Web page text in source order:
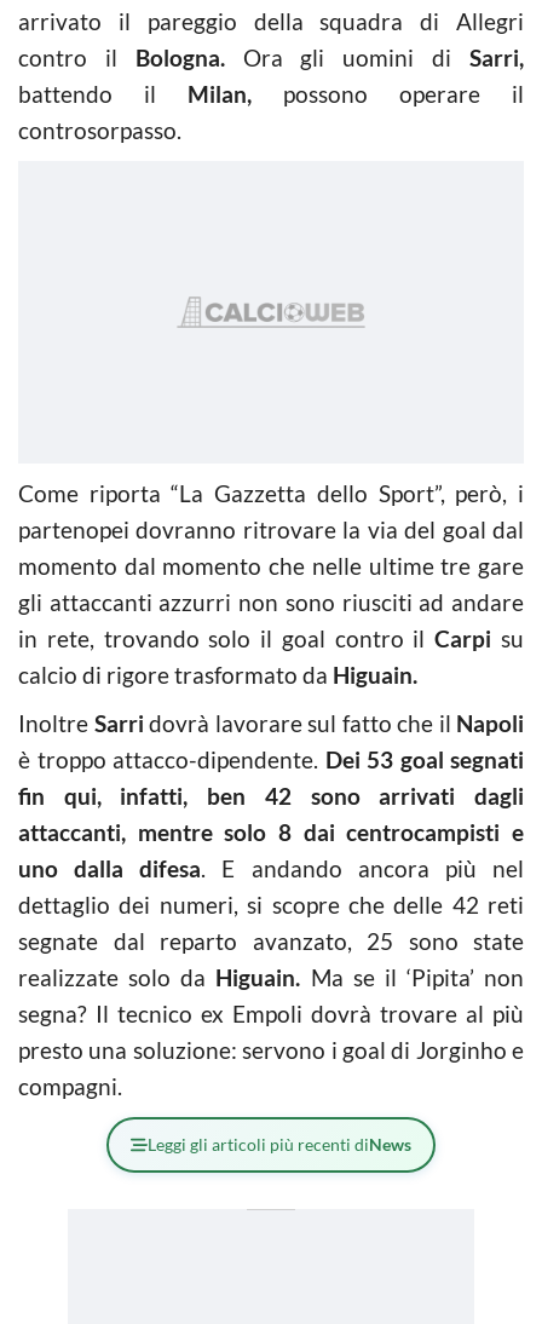
arrivato il pareggio della squadra di Allegri
contro il Bologna.Ora gli uomini diSarri,
battendo il Milan, possono operare il
controsorpasso.
Come riporta “La Gazzetta dello Sport”, però, i
partenopei dovranno ritrovare la via del goal dal
momento dal momento che nelle ultime tre gare
gli attaccanti azzurri non sono riusciti ad andare
in rete, trovando solo il goal contro ilCarpi su
calcio di rigore trasformato da Higuain.
Inoltre Sarri dovrà lavorare sul fatto che il Napoli
è troppo attacco-dipendente. Dei 53 goal segnati
fin qui, infatti, ben 42 sono arrivati dagli
attaccanti, mentre solo 8 dai centrocampisti e
uno dalla difesa. E andando ancora più nel
dettaglio dei numeri, si scopre che delle 42 reti
segnate dal reparto avanzato, 25 sono state
realizzate solo da Higuain. Ma se il ‘Pipita’ non
segna? Il tecnico ex Empoli dovrà trovare al più
presto una soluzione: servono i goal di Jorginho e
compagni.
Leggi gli articoli più recenti diNews